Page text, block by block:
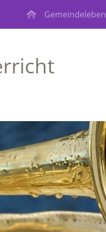
Gemeindeleben